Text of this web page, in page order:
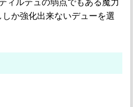
ィルテュの弱点でもある魔力
か強化出来ないデューを選